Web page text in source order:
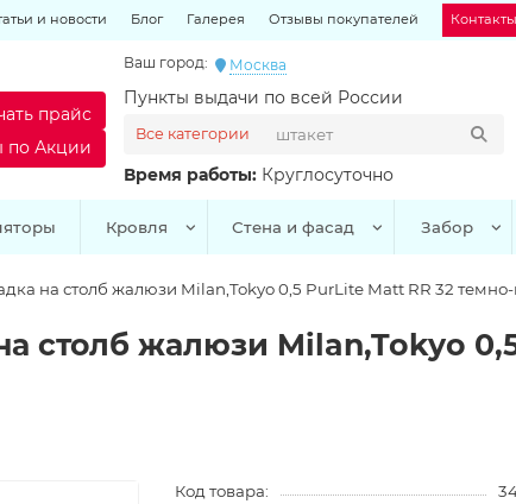
и новости Блог Галерея Отзывы покупателей
Ваш город: Москва
Пункты выдачи по всей России
Время работы: Круглосуточно
Все категории
прайс
по Акции
Кровля Стена и фасад Забор
на столб жалюзи Milan,Tokyo 0,5 PurLite Мatt RR 32
столб жалюзи Milan,Tokyo
Код товара: